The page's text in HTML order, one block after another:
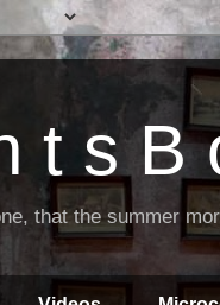
t s B
that the summer